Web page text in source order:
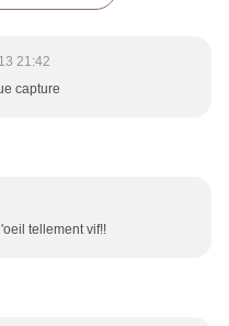
21:42
capture
tellement vif!!